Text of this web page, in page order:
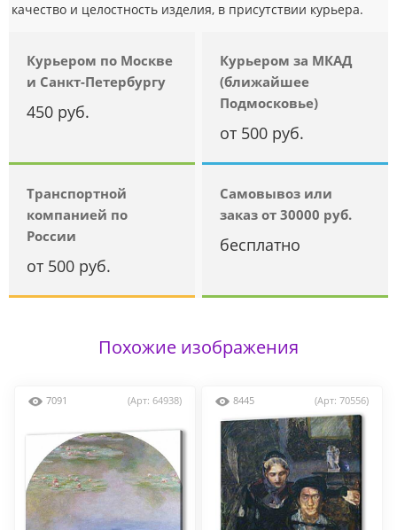
качество и целостность изделия, в присутствии курьера.
Курьером по Москве
и Санкт-Петербургу
450 руб.
Курьером за МКАД
(ближайшее
Подмосковье)
от 500 руб.
Транспортной
компанией по
России
от 500 руб.
Самовывоз или
заказ от 30000 руб.
бесплатно
Похожие изображения
7091 (Арт: 64938) 8445 (Арт: 70556)